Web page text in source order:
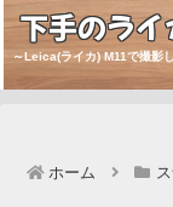
下手のラ
～Leica(ライカ) M11で撮影
ホーム